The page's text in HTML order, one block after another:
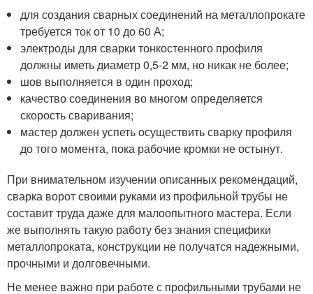
для создания сварных соединений на металлопрокате
требуется ток от 10 до 60 А;
электроды для сварки тонкостенного профиля
должны иметь диаметр 0,5-2 мм, но никак не более;
шов выполняется в один проход;
качество соединения во многом определяется
скорость сваривания;
мастер должен успеть осуществить сварку профиля
до того момента, пока рабочие кромки не остынут.
При внимательном изучении описанных рекомендаций,
сварка ворот своими руками из профильной трубы не
составит труда даже для малоопытного мастера. Если
же выполнять такую работу без знания специфики
металлопроката, конструкции не получатся надежными,
прочными и долговечными.
Не менее важно при работе с профильными трубами не